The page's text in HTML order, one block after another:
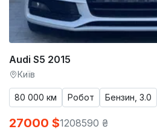
Audi S5 2015
Київ
80 000 км Робот Бензин, 3.0
27000 $1208590 ₴